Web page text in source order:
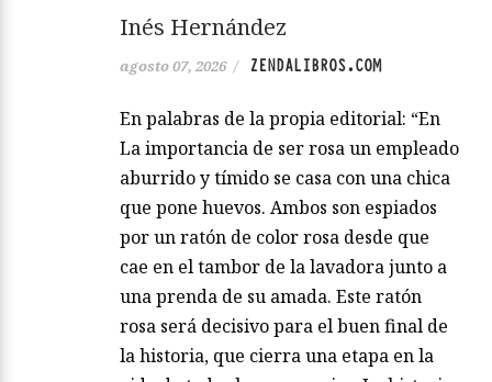
Inés Hernández
agosto 07, 2026 / ZENDALIBROS.COM
En palabras de la propia editorial: “En
La importancia de ser rosa un empleado
aburrido y tímido se casa con una chica
que pone huevos. Ambos son espiados
por un ratón de color rosa desde que
cae en el tambor de la lavadora junto a
una prenda de su amada. Este ratón
rosa será decisivo para el buen final de
la historia, que cierra una etapa en la